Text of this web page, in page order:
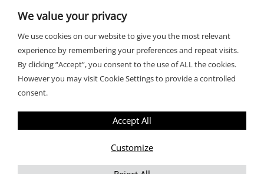
KONTAKT
We value your privacy
We use cookies on our website to give you the most relevant
experience by remembering your preferences and repeat visits.
By clicking “Accept”, you consent to the use of ALL the cookies.
However you may visit Cookie Settings to provide a controlled
consent.
Customize
Accept All